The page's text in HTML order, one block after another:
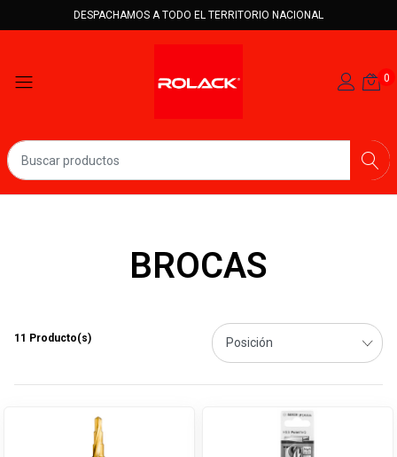
DESPACHAMOS A TODO EL TERRITORIO NACIONAL
0
BROCAS
11 Producto(s)